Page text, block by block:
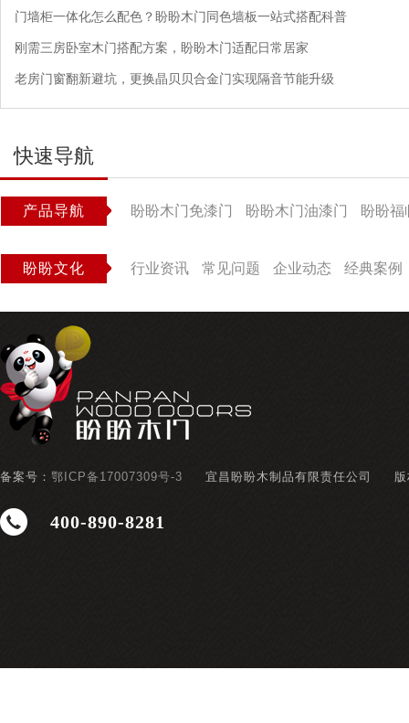
门墙柜一体化怎么配色？盼盼木门同色墙板一站式搭配科普
刚需三房卧室木门搭配方案，盼盼木门适配日常居家
老房门窗翻新避坑，更换晶贝贝合金门实现隔音节能升级
快速导航
产品导航 盼盼木门免漆门 盼盼木门油漆门 盼盼福
盼盼文化 行业资讯 常见问题 企业动态 经典案例
备案号： 鄂ICP备17007309号-3 宜昌盼盼木制品有限责任公司
400-890-8281